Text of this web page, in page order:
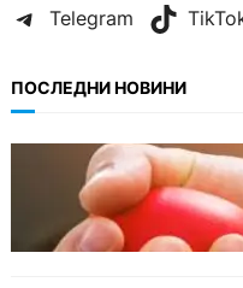
Telegram
ПОСЛЕДНИ НОВИНИ
ОБЩЕСТВО
Варна има
с кръвна